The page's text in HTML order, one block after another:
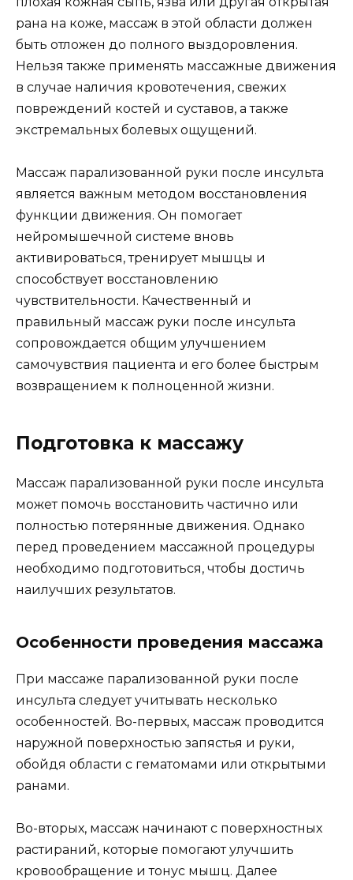
рана на коже, массаж в этой области должен
быть отложен до полного выздоровления.
Нельзя также применять массажные движения
в случае наличия кровотечения, свежих
повреждений костей и суставов, а также
экстремальных болевых ощущений.
Массаж парализованной руки после инсульта
является важным методом восстановления
функции движения. Он помогает
нейромышечной системе вновь
активироваться, тренирует мышцы и
способствует восстановлению
чувствительности. Качественный и
правильный массаж руки после инсульта
сопровождается общим улучшением
самочувствия пациента и его более быстрым
возвращением к полноценной жизни.
Подготовка к массажу
Массаж парализованной руки после инсульта
может помочь восстановить частично или
полностью потерянные движения. Однако
перед проведением массажной процедуры
необходимо подготовиться, чтобы достичь
наилучших результатов.
Особенности проведения массажа
При массаже парализованной руки после
инсульта следует учитывать несколько
особенностей. Во-первых, массаж проводится
наружной поверхностью запястья и руки,
обойдя области с гематомами или открытыми
ранами.
Во-вторых, массаж начинают с поверхностных
растираний, которые помогают улучшить
кровообращение и тонус мышц. Далее